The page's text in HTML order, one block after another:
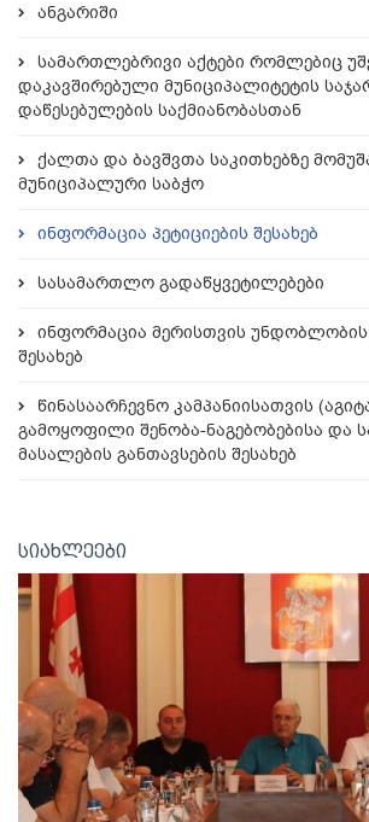
ანგარიში
სამართლებრივი აქტები რომლებიც
დაკავშირებული მუნიციპალიტეტის
დაწესებულების საქმიანობასთან
ქალთა და ბავშვთა საკითხებზე
მუნიციპალური საბჭო
ინფორმაცია პეტიციების შესახებ
სასამართლო გადაწყვეტილებები
ინფორმაცია მერისთვის უნდობლობის
შესახებ
წინასაარჩევნო კამპანიისათვის
გამოყოფილი შენობა-ნაგებობებისა და
მასალების განთავსების შესახებ
სიახლეები